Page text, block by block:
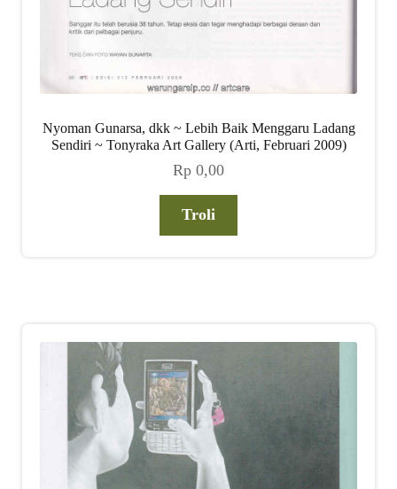
Nyoman Gunarsa, dkk ~ Lebih Baik Menggaru Ladang
Sendiri ~ Tonyraka Art Gallery (Arti, Februari 2009)
Rp 0,00
Troli